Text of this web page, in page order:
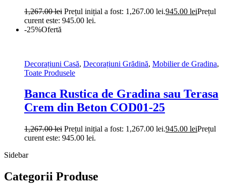
1,267.00lei Prețul inițial a fost: 1,267.00 lei.945.00 leiPrețul
curent este: 945.00 lei.
-25%Ofertă
Decorațiuni Casă, Decorațiuni Grădină, Mobilier de Gradina,
Toate Produsele
Banca Rustica de Gradina sau Terasa
Crem din Beton COD01-25
1,267.00lei Prețul inițial a fost: 1,267.00 lei.945.00 leiPrețul
curent este: 945.00 lei.
Sidebar
Categorii Produse